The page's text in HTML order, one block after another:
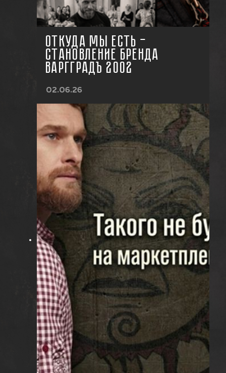
ОТКУДА МЫ ЕСТЬ —
СТАНОВЛЕНИЕ БРЕНДА
ВАРГГРАДЪ 2002
02.06.26